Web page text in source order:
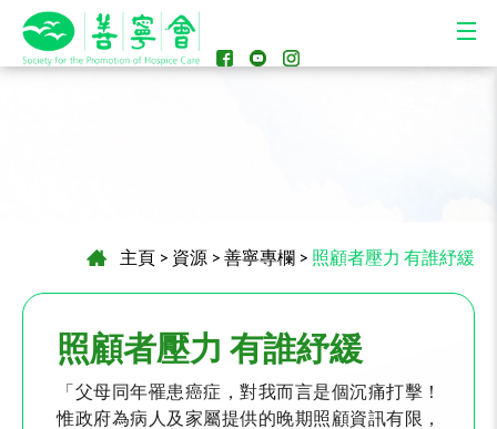
主頁 > 資源 > 善寧專欄 > 照顧者壓力 有誰紓緩
照顧者壓力 有誰紓緩
「父母同年罹患癌症，對我而言是個沉痛打擊！
惟政府為病人及家屬提供的晚期照顧資訊有限，